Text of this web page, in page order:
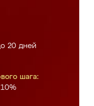
20 дней
шага: